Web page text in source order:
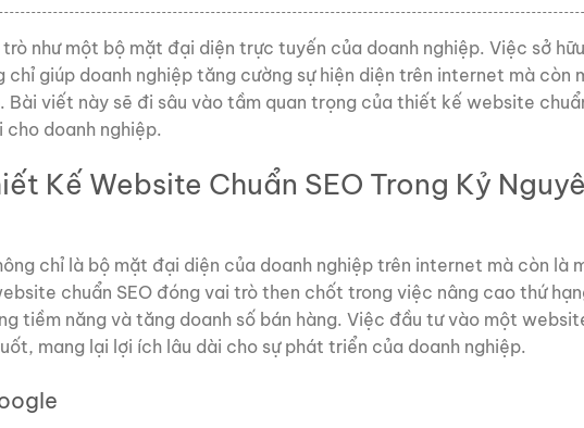
như một bộ mặt đại diện trực tuyến của doanh nghiệp. Việc sở
giúp doanh nghiệp tăng cường sự hiện diện trên internet mà còn
Bài viết này sẽ đi sâu vào tầm quan trọng của thiết kế website
cho doanh nghiệp.
Kế Website Chuẩn SEO Trong Kỷ
chỉ là bộ mặt đại diện của doanh nghiệp trên internet mà còn là
chuẩn SEO đóng vai trò then chốt trong việc nâng cao thứ
tiềm năng và tăng doanh số bán hàng. Việc đầu tư vào một
mang lại lợi ích lâu dài cho sự phát triển của doanh nghiệp.